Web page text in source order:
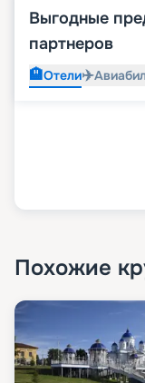
Выгодные
партнеров
🏨Отели✈️
Похожие